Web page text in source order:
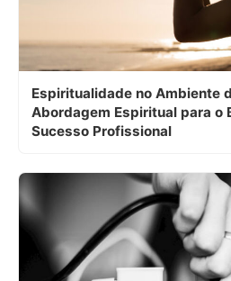
Espiritualidade no Ambiente
Abordagem Espiritual para o
Sucesso Profissional